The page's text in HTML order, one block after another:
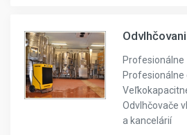
Profesionálne
Profesionálne
Odvlhčovače
a kancelárií